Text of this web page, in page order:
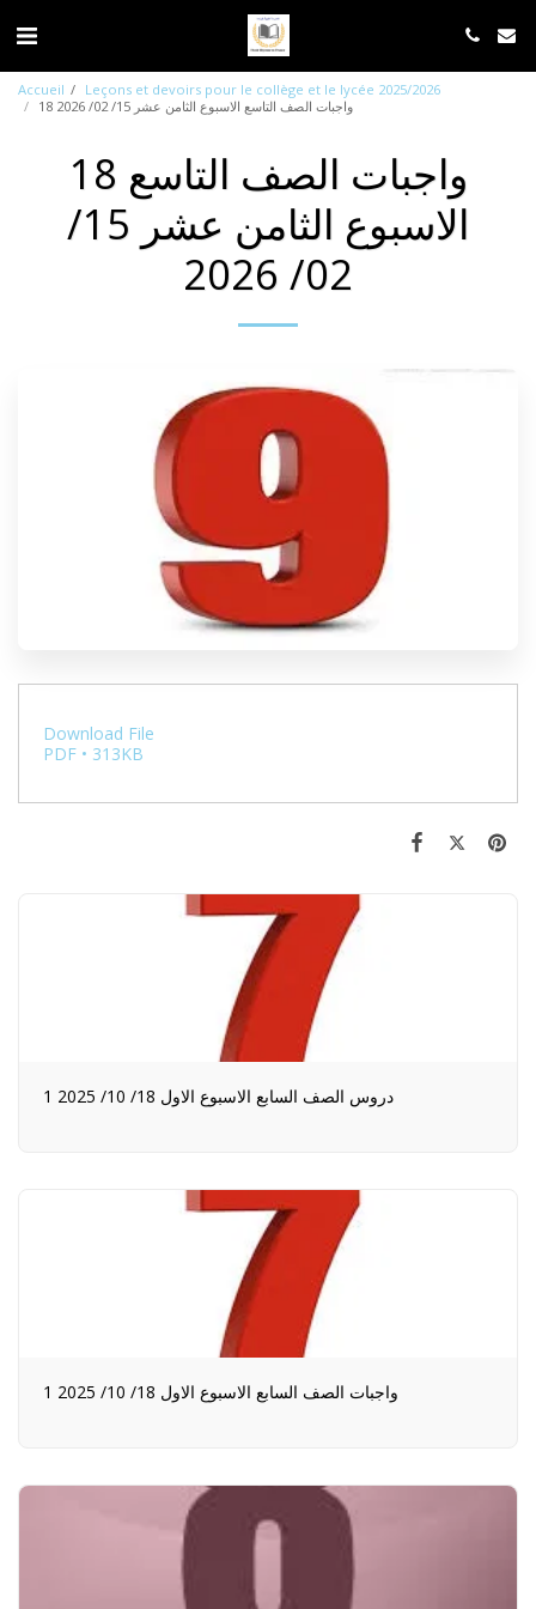
Accueil
Leçons et devoirs pour le collège et le lycée 2025/2026
18 واجبات الصف التاسع الاسبوع الثامن عشر 15/ 02/ 2026
18 واجبات الصف التاسع
الاسبوع الثامن عشر 15/
02/ 2026
Download File
PDF • 313KB
1 دروس الصف السابع الاسبوع الاول 18/ 10/ 2025
1 واجبات الصف السابع الاسبوع الاول 18/ 10/ 2025